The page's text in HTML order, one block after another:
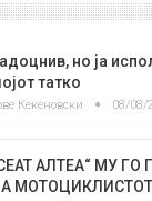
но ја
татко
Кекеновски 08/08/
АЛТЕА“ МУ ГО